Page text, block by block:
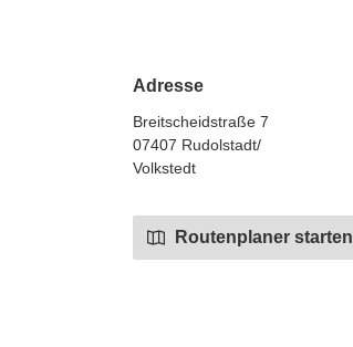
Adresse
Breitscheidstraße 7
07407 Rudolstadt/
Volkstedt
Routenplaner starten